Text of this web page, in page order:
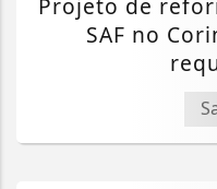
Projeto de
SAF no